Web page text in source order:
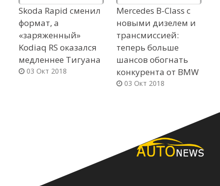
Skoda Rapid сменил
формат, а
«заряженный»
Kodiaq RS оказался
медленнее Тигуана
03 Окт 2018
Mercedes B-Class c
новыми дизелем и
трансмиссией:
теперь больше
шансов обогнать
конкурента от BMW
03 Окт 2018